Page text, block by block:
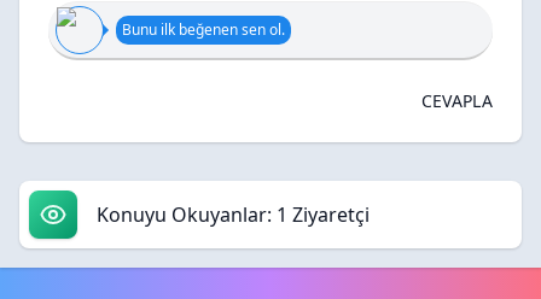
Bunu ilk beğenen sen ol.
CEVAPLA
Konuyu Okuyanlar: 1 Ziyaretçi